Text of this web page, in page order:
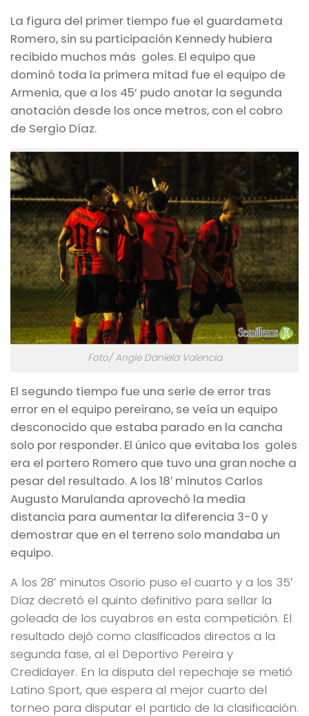
La figura del primer tiempo fue el guardameta
Romero, sin su participación Kennedy hubiera
recibido muchos más goles. El equipo que
dominó toda la primera mitad fue el equipo de
Armenia, que a los 45’ pudo anotar la segunda
anotación desde los once metros, con el cobro
de Sergio Díaz.
Foto/ Angie Daniela Valencia
El segundo tiempo fue una serie de error tras
error en el equipo pereirano, se veía un equipo
desconocido que estaba parado en la cancha
solo por responder. El único que evitaba los goles
era el portero Romero que tuvo una gran noche a
pesar del resultado. A los 18′ minutos Carlos
Augusto Marulanda aprovechó la media
distancia para aumentar la diferencia 3-0 y
demostrar que en el terreno solo mandaba un
equipo.
A los 28′ minutos Osorio puso el cuarto y a los 35′
Díaz decretó el quinto definitivo para sellar la
goleada de los cuyabros en esta competición. El
resultado dejó como clasificados directos a la
segunda fase, al el Deportivo Pereira y
Credidayer. En la disputa del repechaje se metió
Latino Sport, que espera al mejor cuarto del
torneo para disputar el partido de la clasificación.